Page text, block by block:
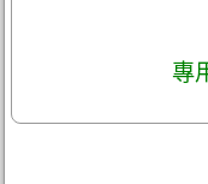
專